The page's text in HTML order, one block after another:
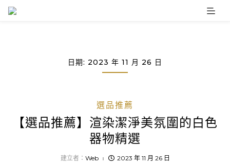
Skip
日期: 2023 年 11 月 26 日
選品推薦
【選品推薦】渲染潔淨美氛圍的白色
器物精選
建立者： Web 2023 年 11 月 26 日